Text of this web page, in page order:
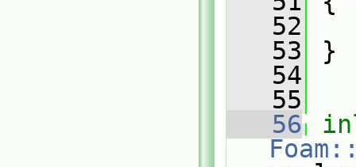
   52
   53
}
   54
   55
   56